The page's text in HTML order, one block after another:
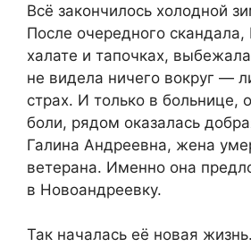
Всё закончилось холодной
После очередного
халате и тапочках,
не видела ничего вокруг —
страх. И только в больнице,
боли, рядом оказалась
Галина Андреевна, жена
ветерана. Именно она
в Новоандреевку.
Так началась её новая